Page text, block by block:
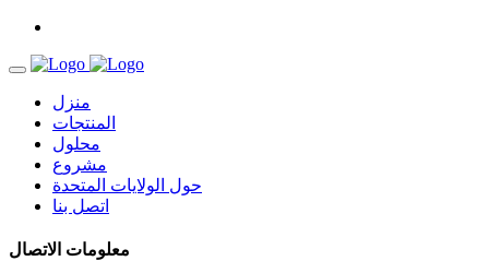
منزل
المنتجات
محلول
مشروع
حول الولايات المتحدة
اتصل بنا
معلومات الاتصال